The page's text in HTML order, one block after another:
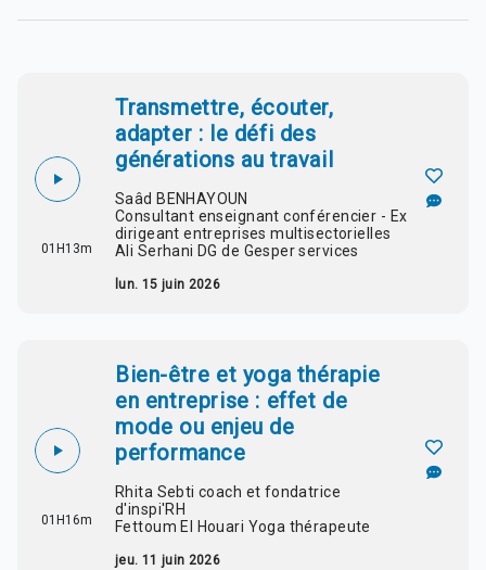
01H13m
Transmettre, écouter,
adapter : le défi des
générations au travail
Saâd BENHAYOUN
Consultant enseignant conférencier - Ex
dirigeant entreprises multisectorielles
Ali Serhani DG de Gesper services
lun. 15 juin 2026
01H16m
Bien-être et yoga thérapie
en entreprise : effet de
mode ou enjeu de
performance
Rhita Sebti coach et fondatrice
d'inspi'RH
Fettoum El Houari Yoga thérapeute
jeu. 11 juin 2026